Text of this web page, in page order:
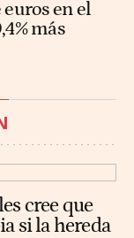
en el
más
cree que
si la hereda